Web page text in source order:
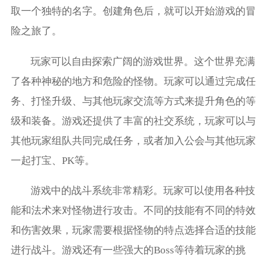
取一个独特的名字。创建角色后，就可以开始游戏的冒
险之旅了。
玩家可以自由探索广阔的游戏世界。这个世界充满
了各种神秘的地方和危险的怪物。玩家可以通过完成任
务、打怪升级、与其他玩家交流等方式来提升角色的等
级和装备。游戏还提供了丰富的社交系统，玩家可以与
其他玩家组队共同完成任务，或者加入公会与其他玩家
一起打宝、PK等。
游戏中的战斗系统非常精彩。玩家可以使用各种技
能和法术来对怪物进行攻击。不同的技能有不同的特效
和伤害效果，玩家需要根据怪物的特点选择合适的技能
进行战斗。游戏还有一些强大的Boss等待着玩家的挑